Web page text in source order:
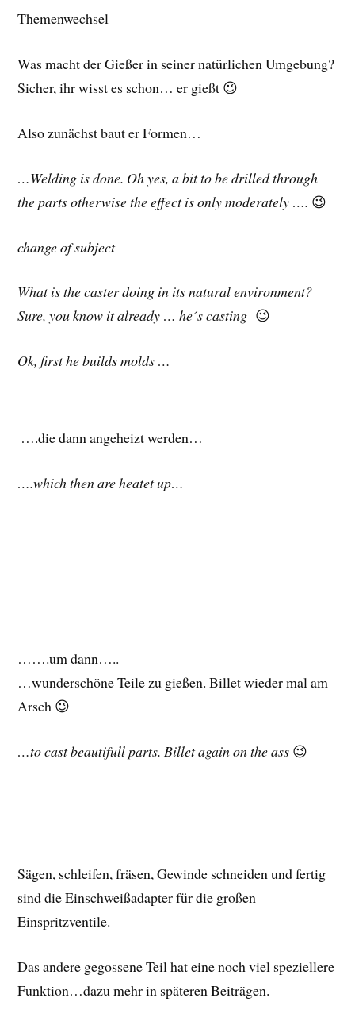
Themenwechsel
Was macht der Gießer in seiner natürlichen Umgebung?
Sicher, ihr wisst es schon… er gießt 😉
Also zunächst baut er Formen…
…Welding is done. Oh yes, a bit to be drilled through
the parts otherwise the effect is only moderately …. 😉
change of subject
What is the caster doing in its natural environment?
Sure, you know it already … he´s casting 😉
Ok, first he builds molds …
….die dann angeheizt werden…
….which then are heatet up…
…….um dann…..
…wunderschöne Teile zu gießen. Billet wieder mal am
Arsch 😉
…to cast beautifull parts. Billet again on the ass 😉
Sägen, schleifen, fräsen, Gewinde schneiden und fertig
sind die Einschweißadapter für die großen
Einspritzventile.
Das andere gegossene Teil hat eine noch viel speziellere
Funktion…dazu mehr in späteren Beiträgen.